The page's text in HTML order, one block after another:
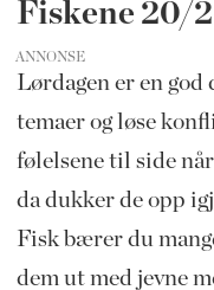
Fiskene 20/
ANNONSE
Lørdagen er en god
temaer og løse
følelsene til side
da dukker de opp
Fisk bærer du
dem ut med jevne